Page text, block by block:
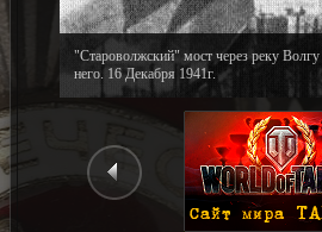
"Староволжский" мост через реку
него. 16 Декабря 1941г.